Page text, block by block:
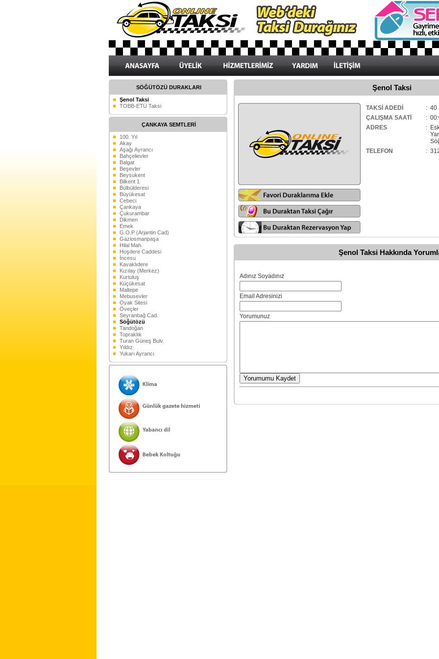
SÖĞÜTÖZÜ DURAKLARI
Şenol Taksi
TOBB-ETÜ Taksi
ÇANKAYA SEMTLERİ
100. Yıl
Akay
Aşağı Ayrancı
Bahçelievler
Balgat
Beşevler
Beysukent
Bilkent 1
Bülbülderesi
Büyükesat
Cebeci
Çankaya
Çukurambar
Dikmen
Emek
G.O.P (Arjantin Cad)
Gaziosmanpaşa
Hilal Mah.
Hoşdere Caddesi
İncesu
Kavaklıdere
Kızılay (Merkez)
Kurtuluş
Küçükesat
Maltepe
Mebusevler
Oyak Sitesi
Öveçler
Seyranbağ Cad.
Söğütözü
Tandoğan
Topraklık
Turan Güneş Bulv.
Yıldız
Yukarı Ayrancı
Şenol Taksi
TAKSİ ADEDİ
: 40
ÇALIŞMA SAATİ
:
ADRES
:
TELEFON
:
Şenol Taksi Hakkında
Adınız Soyadınız
Email Adresinizi
Yorumunuz